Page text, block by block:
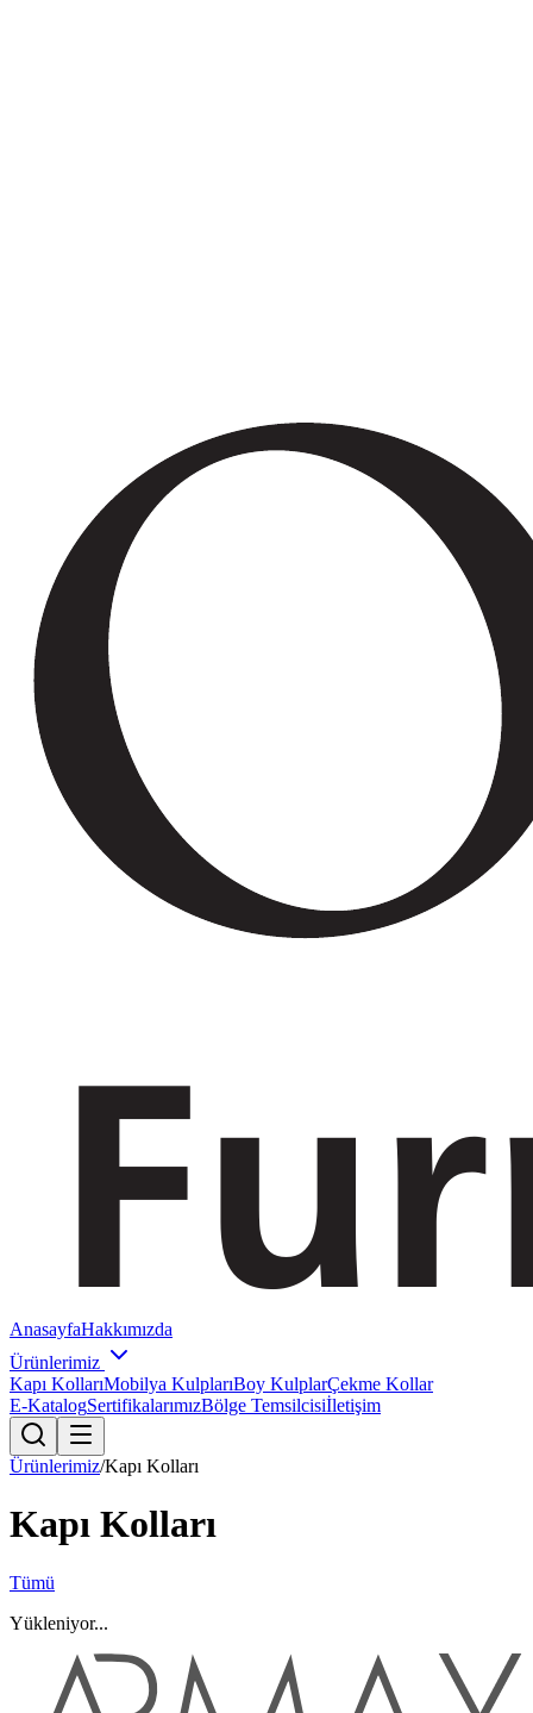
AnasayfaHakkımızda
Ürünlerimiz
Kapı KollarıMobilya KulplarıBoy KulplarÇekme Kollar
E-KatalogSertifikalarımızBölge Temsilcisiİletişim
Ürünlerimiz/Kapı Kolları
Kapı Kolları
Tümü
Yükleniyor...